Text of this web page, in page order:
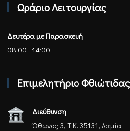
Ωράριο Λειτουργίας
Δευτέρα με Παρασκευή
08:00 - 14:00
Επιμελητήριο Φθιώτιδας
Διεύθυνση
Όθωνος 3, Τ.Κ. 35131, Λαμία